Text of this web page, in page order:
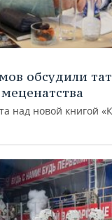
обсудили
над новой книгой